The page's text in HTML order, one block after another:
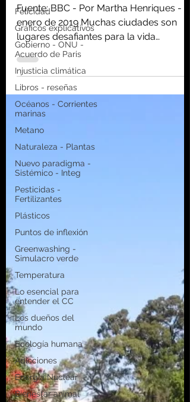
Felicidad
Gráficos explicativos
Gobierno - ONU -
Acuerdo de Paris
Injusticia climática
Libros - reseñas
Océanos - Corrientes
marinas
Metano
Naturaleza - Plantas
Nuevo paradigma -
Sistémico - Integ
Pesticidas -
Fertilizantes
Plásticos
Puntos de inflexión
Greenwashing -
Simulacro verde
Temperatura
Lo esencial para
entender el CC
Los dueños del
mundo
Ecología humana
Adicciones
Energía Nuclear
Bienestar animal
silvestre a la ciudad?
Fuente: BBC - Por Martha Henriques -
enero de 2019 Muchas ciudades son
lugares desafiantes para la vida
silvestre, llenas de gente,...